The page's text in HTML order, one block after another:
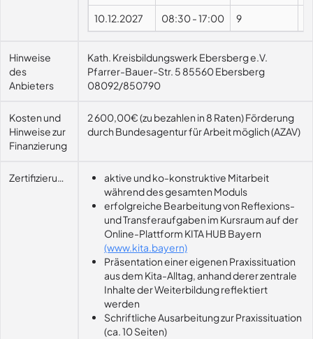
10.12.2027 08:30-17:00 9
Hinweise
des
Anbieters
Kath. Kreisbildungswerk Ebersberg e.V.
Pfarrer-Bauer-Str. 5 85560 Ebersberg
08092/850790
Kosten und
Hinweise zur
Finanzierung
2 600,00€ (zu bezahlen in 8 Raten) Förderung
durch Bundesagentur für Arbeit möglich (AZAV)
Zertifizierungsvoraussetzungaktive und ko-konstruktive Mitarbeit
während des gesamten Moduls
erfolgreiche Bearbeitung von Reflexions-
und Transferaufgaben im Kursraum auf der
Online-Plattform KITA HUB Bayern
(www.kita.bayern)
Präsentation einer eigenen Praxissituation
aus dem Kita-Alltag, anhand derer zentrale
Inhalte der Weiterbildung reflektiert
werden
Schriftliche Ausarbeitung zur Praxissituation
(ca. 10 Seiten)